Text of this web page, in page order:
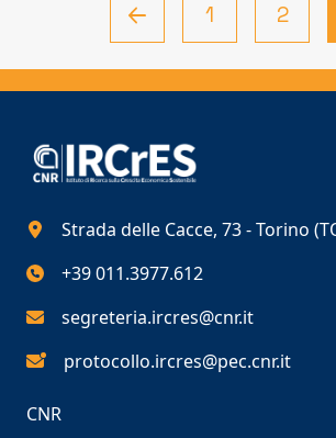
1 2
Strada delle Cacce, 73 - Torino
+39 011.3977.612
segreteria.ircres@cnr.it
protocollo.ircres@pec.cnr.it
CNR